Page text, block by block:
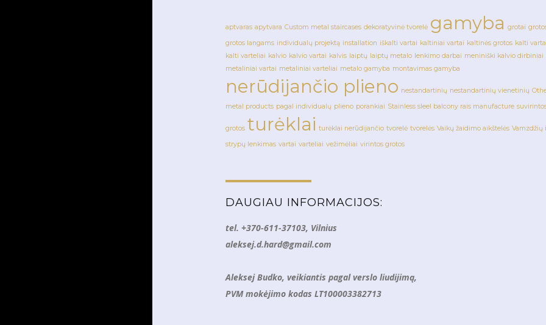
aptvaras apytvara Custom metal staircases dekoratyvinė tvorelė gamyba grotai
grotos langams individualų projektą installation iškalti vartai kaltiniai vartai kaltinės grotos kalti
kalti varteliai kalvio kalvio vartai kalvis laiptų laiptų metalo lenkimo darbai meniniški kalvio dirbiniai
metaliniai vartai metaliniai varteliai metalo gamyba montavimas gamyba
nerūdijančio plieno nestandartinių nestandartinių vienetinių
metal products pagal individualų plieno porankiai Stainless sleel balcony rais manufacture
grotos turėklai turėklai nerūdijančio tvorelė tvorelės Vaikų žaidimo aikštelės Vamzdžių
strypų lenkimas vartai varteliai vežimėliai virintos grotos
DAUGIAU INFORMACIJOS:
tel. +370-611-37103, Vilnius
aleksej.d.hard@gmail.com
Aleksej Budko, veikiantis pagal verslo liudijimą,
PVM mokėjimo kodas LT100003382713